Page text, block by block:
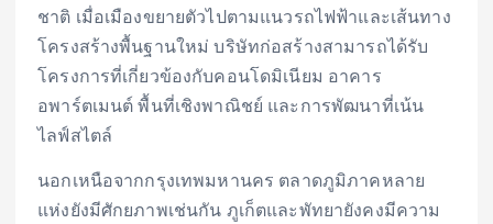
ชาติ เมื่อเมืองขยายตัวไปตามแนวรถไฟฟ้าและเส้นทาง
โครงสร้างพื้นฐานใหม่ บริษัทก่อสร้างสามารถได้รับ
โครงการที่เกี่ยวข้องกับคอนโดมิเนียม อาคาร
อพาร์ตเมนต์ พื้นที่เชิงพาณิชย์ และการพัฒนาที่เน้น
ไลฟ์สไตล์
นอกเหนือจากกรุงเทพมหานคร ตลาดภูมิภาคหลาย
แห่งยังมีศักยภาพเช่นกัน ภูเก็ตและพัทยายังคงมีความ